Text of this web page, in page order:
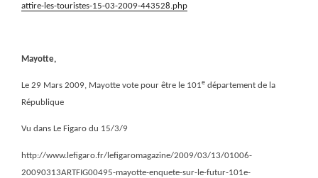
attire-les-touristes-15-03-2009-443528.php
Mayotte,
Le 29 Mars 2009, Mayotte vote pour être le 101e département de la
République
Vu dans Le Figaro du 15/3/9
http://www.lefigaro.fr/lefigaromagazine/2009/03/13/01006-
20090313ARTFIG00495-mayotte-enquete-sur-le-futur-101e-